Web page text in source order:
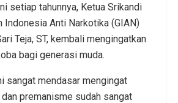
setiap tahunnya, Ketua Srikandi
Indonesia Anti Narkotika (GIAN)
Teja, ST, kembali mengingatkan
bagi generasi muda.
sangat mendasar mengingat
premanisme sudah sangat